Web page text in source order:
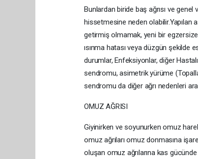
Bunlardan biride baş ağrısı ve
hissetmesine neden olabilir.Yapılan
getirmiş olmamak, yeni bir
ısınma hatası veya düzgün şekilde
durumlar, Enfeksiyonlar, diğer
sendromu, asimetrik yürüme
sendromu da diğer ağrı nedenleri
OMUZ AĞRISI
Giyinirken ve soyunurken omuz
omuz ağrıları omuz donmasına
oluşan omuz ağrılarına kas